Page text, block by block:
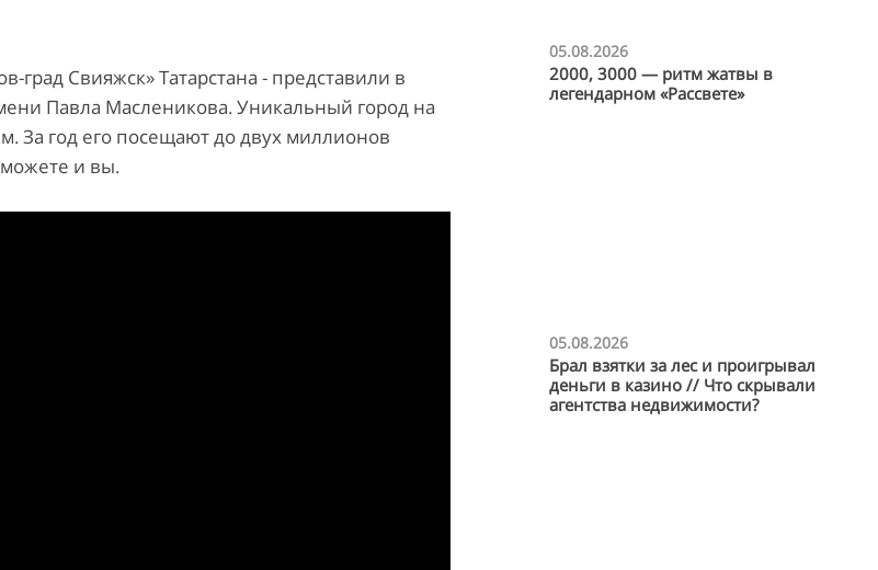
град Свияжск» Татарстана - представили в
Павла Масленикова. Уникальный город на
За год его посещают до двух миллионов
можете и вы.
05.08.2026
2000, 3000 — ритм жатвы в
легендарном «Рассвете»
05.08.2026
Брал взятки за лес и проигрывал
деньги в казино // Что скрывали
агентства недвижимости?